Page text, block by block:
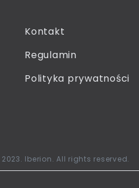
Kontakt
Regulamin
Polityka prywatności
Iberion. All rights reserved.